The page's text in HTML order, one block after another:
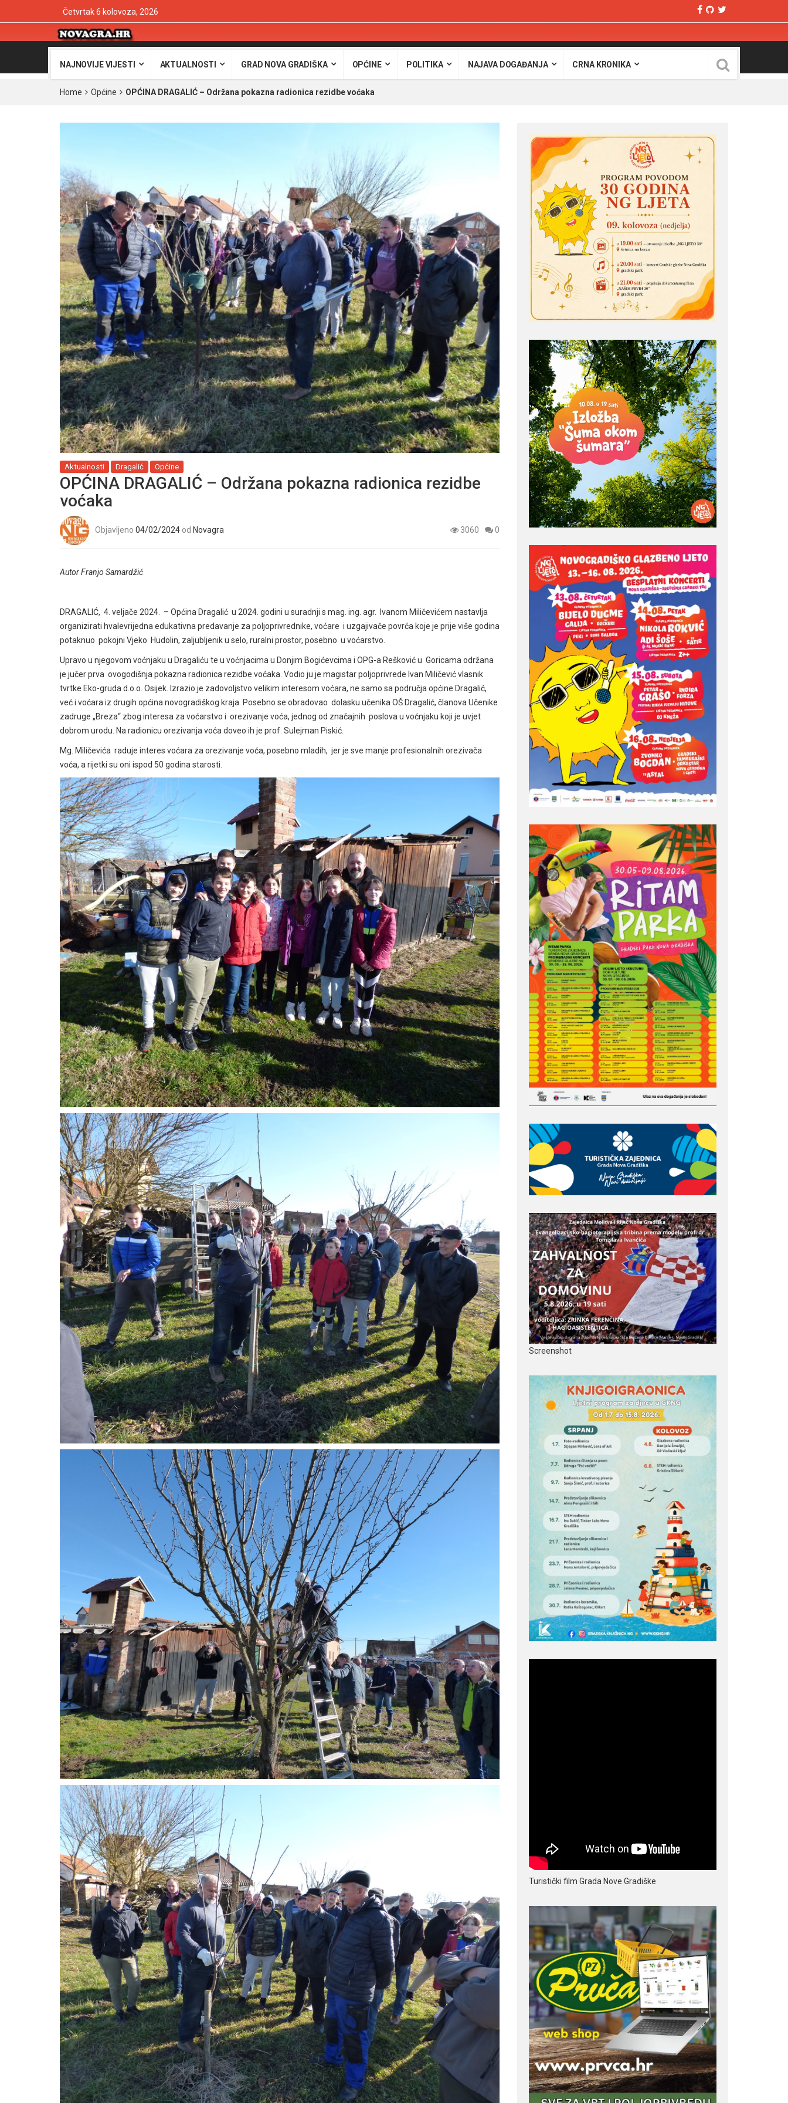
Četvrtak 6 kolovoza, 2026
NAJNOVIJE VIJESTI AKTUALNOSTI GRAD NOVA GRADIŠKA OPĆINE POLITIKA NAJAVA DOGAĐANJA CRNA KRONIKA
Home Općine OPĆINA DRAGALIĆ – Održana pokazna radionica rezidbe voćaka
Aktualnosti Dragalić Općine
OPĆINA DRAGALIĆ – Održana pokazna radionica rezidbe
voćaka
Objavljeno 04/02/2024 od Novagra 3060 0
Autor Franjo Samardžić
DRAGALIĆ, 4. veljače 2024. – Općina Dragalić u 2024. godini u suradnji s mag. ing. agr. Ivanom Miličevićem nastavlja
organizirati hvalevrijedna edukativna predavanje za poljoprivrednike, voćare i uzgajivače povrća koje je prije više godina
potaknuo pokojni Vjeko Hudolin, zaljubljenik u selo, ruralni prostor, posebno u voćarstvo.
Upravo u njegovom voćnjaku u Dragaliću te u voćnjacima u Donjim Bogićevcima i OPG-a Rešković u Goricama održana
je jučer prva ovogodišnja pokazna radionica rezidbe voćaka. Vodio ju je magistar poljoprivrede Ivan Miličević vlasnik
tvrtke Eko-gruda d.o.o. Osijek. Izrazio je zadovoljstvo velikim interesom voćara, ne samo sa područja općine Dragalić,
već i voćara iz drugih općina novogradiškog kraja. Posebno se obradovao dolasku učenika OŠ Dragalić, članova Učenike
zadruge „Breza“ zbog interesa za voćarstvo i orezivanje voća, jednog od značajnih poslova u voćnjaku koji je uvjet
dobrom urodu. Na radionicu orezivanja voća doveo ih je prof. Sulejman Piskić.
Mg. Miličevića raduje interes voćara za orezivanje voća, posebno mladih, jer je sve manje profesionalnih orezivača
voća, a rijetki su oni ispod 50 godina starosti.
Screenshot
Turistički film Grada Nove Gradiške